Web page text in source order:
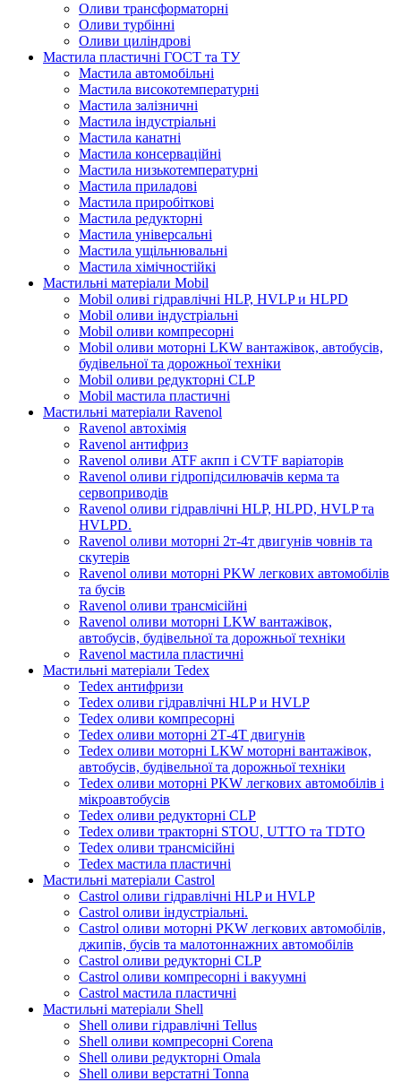
Оливи трансформаторні
Оливи турбінні
Оливи циліндрові
Мастила пластичні ГОСТ та ТУ
Мастила автомобільні
Мастила високотемпературні
Мастила залізничні
Мастила індустріальні
Мастила канатні
Мастила консерваційні
Мастила низькотемпературні
Мастила приладові
Мастила приробіткові
Мастила редукторні
Мастила універсальні
Мастила ущільнювальні
Мастила хімічностійкі
Мастильні матеріали Mobil
Mobil оливі гідравлічні HLP, HVLP и HLPD
Mobil оливи індустріальні
Mobil оливи компресорні
Mobil оливи моторні LKW вантажівок, автобусів,
будівельної та дорожньої техніки
Mobil оливи редукторні CLP
Mobil мастила пластичні
Мастильні матеріали Ravenol
Ravenol автохімія
Ravenol антифриз
Ravenol оливи ATF акпп і CVTF варіаторів
Ravenol оливи гідропідсилювачів керма та
сервоприводів
Ravenol оливи гідравлічні HLP, HLPD, HVLP та
HVLPD.
Ravenol оливи моторні 2т-4т двигунів човнів та
скутерів
Ravenol оливи моторні PKW легкових автомобілів
та бусів
Ravenol оливи трансмісійні
Ravenol оливи моторні LKW вантажівок,
автобусів, будівельної та дорожньої техніки
Ravenol мастила пластичні
Мастильні матеріали Tedex
Tedex антифризи
Tedex оливи гідравлічні HLP и HVLP
Tedex оливи компресорні
Tedex оливи моторні 2Т-4Т двигунів
Tedex оливи моторні LKW моторні вантажівок,
автобусів, будівельної та дорожньої техніки
Tedex оливи моторні PKW легкових автомобілів і
мікроавтобусів
Tedex оливи редукторні CLP
Tedex оливи тракторні STOU, UTTO та TDTO
Tedex оливи трансмісійні
Tedex мастила пластичні
Мастильні матеріали Castrol
Castrol оливи гідравлічні HLP и HVLP
Castrol оливи індустріальні.
Castrol оливи моторні PKW легкових автомобілів,
джипів, бусів та малотоннажних автомобілів
Castrol оливи редукторні CLP
Castrol оливи компресорні і вакуумні
Castrol мастила пластичні
Мастильні матеріали Shell
Shell оливи гідравлічні Tellus
Shell оливи компресорні Corena
Shell оливи редукторні Omala
Shell оливи верстатні Tonna